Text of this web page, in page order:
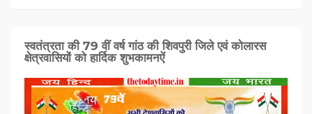
स्वतंत्रता की 79 वीं वर्ष गांठ की शिवपुरी जिले एवं कोलारस
क्षेत्रवासियों को हार्दिक शुभकामनऐं